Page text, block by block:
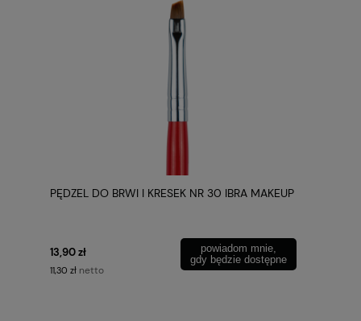
PĘDZEL DO BRWI I KRESEK NR 30 IBRA MAKEUP
13,90 zł
11,30 zł netto
powiadom mnie,
gdy będzie dostępne